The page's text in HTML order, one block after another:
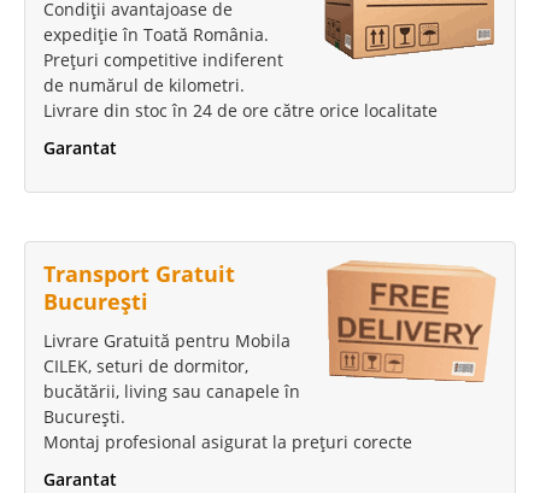
Condiții avantajoase de
expediție în Toată România.
Prețuri competitive indiferent
de numărul de kilometri.
Livrare din stoc în 24 de ore către orice localitate
Garantat
Transport Gratuit
București
Livrare Gratuită pentru Mobila
CILEK, seturi de dormitor,
bucătării, living sau canapele în
București.
Montaj profesional asigurat la prețuri corecte
Garantat